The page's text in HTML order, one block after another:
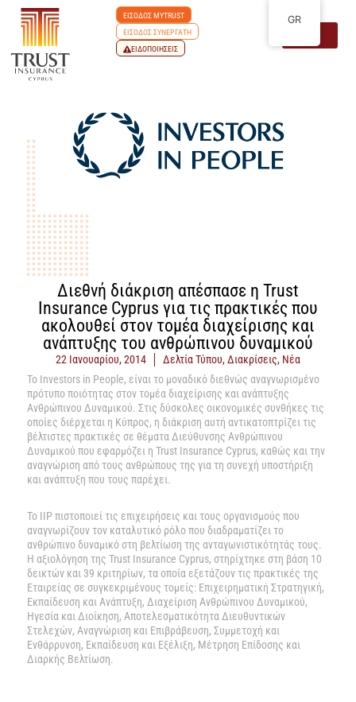
ΕΙΣΟΔΟΣ MYTRUST
ΕΙΣΟΔΟΣ ΣΥΝΕΡΓΑΤΗ
ΕΙΔΟΠΟΙΗΣΕΙΣ
Διεθνή διάκριση απέσπασε η Trust
Insurance Cyprus για τις πρακτικές που
ακολουθεί στον τομέα διαχείρισης και
ανάπτυξης του ανθρώπινου δυναμικού
22 Ιανουαρίου, 2014 Δελτία Τύπου,Διακρίσεις, Νέα
Το Investors in People, είναι το μοναδικό διεθνώς αναγνωρισμένο
πρότυπο ποιότητας στον τομέα διαχείρισης και ανάπτυξης
Ανθρώπινου Δυναμικού. Στις δύσκολες οικονομικές συνθήκες τις
οποίες διέρχεται η Κύπρος, η διάκριση αυτή αντικατοπτρίζει τις
βέλτιστες πρακτικές σε θέματα Διεύθυνσης Ανθρώπινου
Δυναμικού που εφαρμόζει η Trust Insurance Cyprus, καθώς και την
αναγνώριση από τους ανθρώπους της για τη συνεχή υποστήριξη
και ανάπτυξη που τους παρέχει.
Το IIP πιστοποιεί τις επιχειρήσεις και τους οργανισμούς που
αναγνωρίζουν τον καταλυτικό ρόλο που διαδραματίζει το
ανθρώπινο δυναμικό στη βελτίωση της ανταγωνιστικότητάς τους.
Η αξιολόγηση της Trust Insurance Cyprus, στηρίχτηκε στη βάση 10
δεικτών και 39 κριτηρίων, τα οποία εξετάζουν τις πρακτικές της
Εταιρείας σε συγκεκριμένους τομείς: Επιχειρηματική Στρατηγική,
Εκπαίδευση και Ανάπτυξη, Διαχείριση Ανθρώπινου Δυναμικού,
Ηγεσία και Διοίκηση, Αποτελεσματικότητα Διευθυντικών
Στελεχών, Αναγνώριση και Επιβράβευση, Συμμετοχή και
Ενθάρρυνση, Εκπαίδευση και Εξέλιξη, Μέτρηση Επίδοσης και
Διαρκής Βελτίωση.
GR